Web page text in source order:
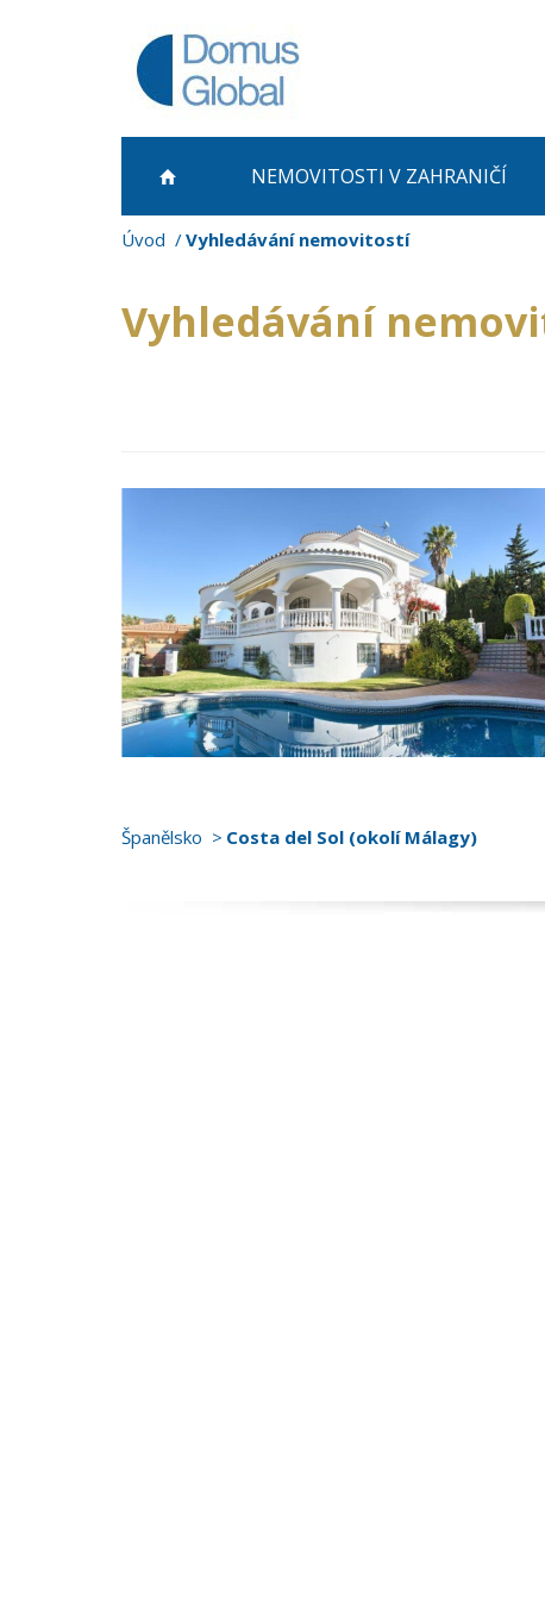
NEMOVITOSTI V ZAHRANIČÍ
Úvod Vyhledávání nemovitostí
Vyhledávání
Španělsko Costa del Sol (okolí Málagy)